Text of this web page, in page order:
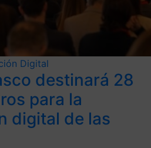
Digital
destinará 28
para la
digital de las